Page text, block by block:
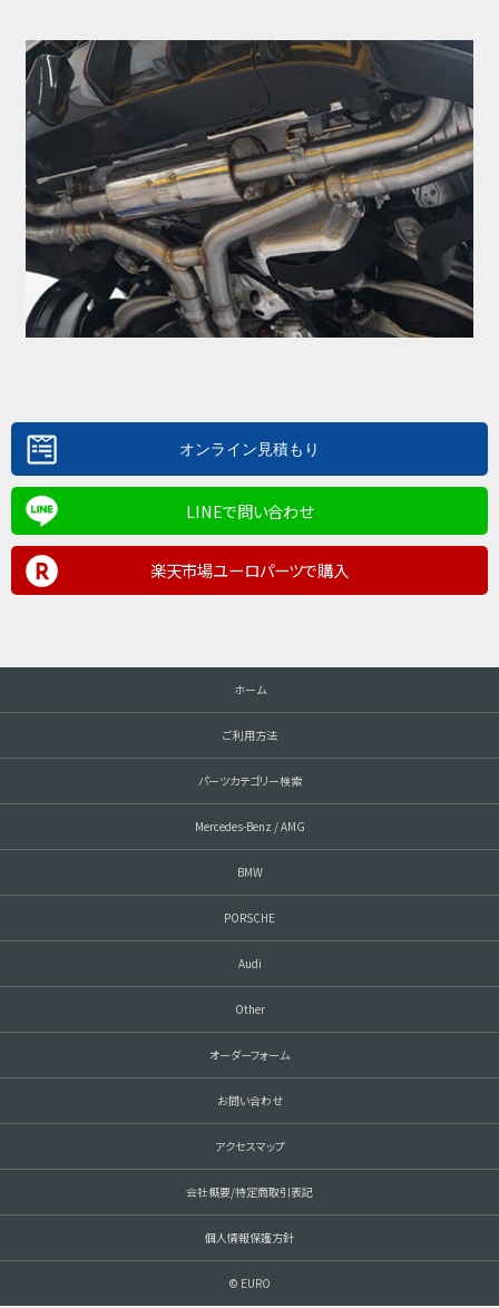
LINEで問い合わせ
楽天市場ユーロパーツで購入
ホーム
ご利用方法
パーツカテゴリー検索
Mercedes-Benz / AMG
BMW
PORSCHE
Audi
Other
オーダーフォーム
お問い合わせ
アクセスマップ
会社概要/特定商取引表記
個人情報保護方針
© EURO